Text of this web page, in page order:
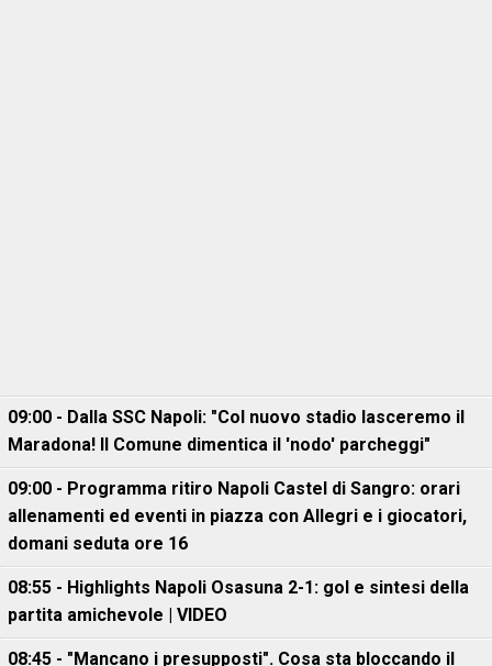
09:00 - Dalla SSC Napoli: "Col nuovo stadio lasceremo il
Maradona! Il Comune dimentica il 'nodo' parcheggi"
09:00 - Programma ritiro Napoli Castel di Sangro: orari
allenamenti ed eventi in piazza con Allegri e i giocatori,
domani seduta ore 16
08:55 - Highlights Napoli Osasuna 2-1: gol e sintesi della
partita amichevole | VIDEO
08:45 - "Mancano i presupposti". Cosa sta bloccando il